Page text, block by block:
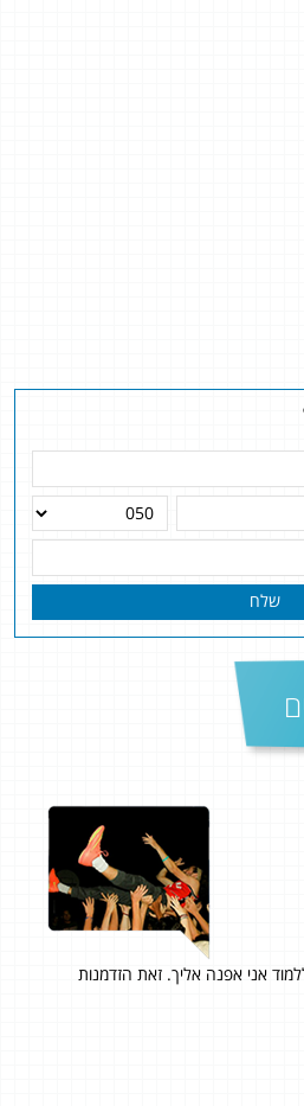
שלח
אני אפנה אליך. זאת הזדמנות